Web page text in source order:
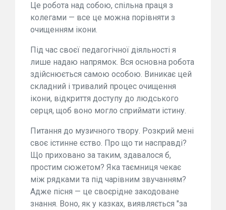
Це робота над собою, спільна праця з
колегами — все це можна порівняти з
очищенням ікони.
Під час своєї педагогічної діяльності я
лише надаю напрямок. Вся основна робота
здійснюється самою особою. Виникає цей
складний і тривалий процес очищення
ікони, відкриття доступу до людського
серця, щоб воно могло сприймати істину.
Питання до музичного твору. Розкрий мені
своє істинне єство. Про що ти насправді?
Що приховано за таким, здавалося б,
простим сюжетом? Яка таємниця чекає
між рядками та під чарівним звучанням?
Адже пісня — це своєрідне закодоване
знання. Воно, як у казках, виявляється "за